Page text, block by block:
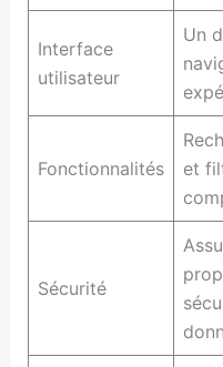
Interface
utilisateur
Un
Fonctionnalités
et
Sécurité